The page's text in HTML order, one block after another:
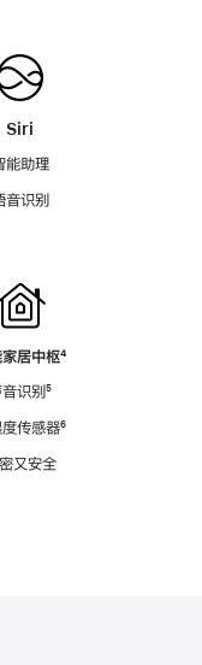
Siri
能助理
音识别
居中枢脚
⁴
音识别脚
⁵
度传感器脚
⁶
又安全